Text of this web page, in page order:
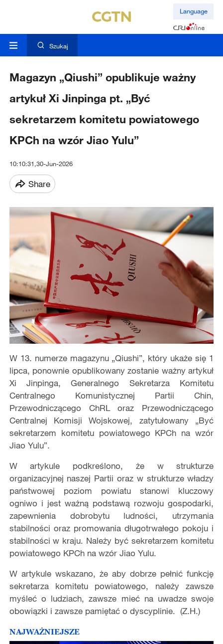
Language
Szukaj
Magazyn „Qiushi” opublikuje ważny
artykuł Xi Jinpinga pt. „Być
sekretarzem komitetu powiatowego
KPCh na wzór Jiao Yulu”
10:10:31,30-Jun-2026
Share
W 13. numerze magazynu „Qiushi”, który ukaże się 1
lipca, ponownie opublikowany zostanie ważny artykuł
Xi Jinpinga, Generalnego Sekretarza Komitetu
Centralnego Komunistycznej Partii Chin,
Przewodniczącego ChRL oraz Przewodniczącego
Centralnej Komisji Wojskowej, zatytułowany „Być
sekretarzem komitetu powiatowego KPCh na wzór
Jiao Yulu”.
W artykule podkreślono, że w strukturze
organizacyjnej naszej Partii oraz w strukturze władzy
państwowej poziom powiatu stanowi kluczowy
ogniwo i jest ważną podstawą rozwoju gospodarki,
zapewnienia dobrobytu ludności, utrzymania
stabilności oraz promowania długotrwałego pokoju i
stabilności w kraju. Należy być sekretarzem komitetu
powiatowego KPCh na wzór Jiao Yulu.
W artykule wskazano, że aby dobrze pełnić funkcję
sekretarza komitetu powiatowego, należy zawsze
myśleć o ludziach, zawsze mieć na uwadze swoje
obowiązki i zawsze pamiętać o dyscyplinie. (Z.H.)
NAJWAŻNIEJSZE